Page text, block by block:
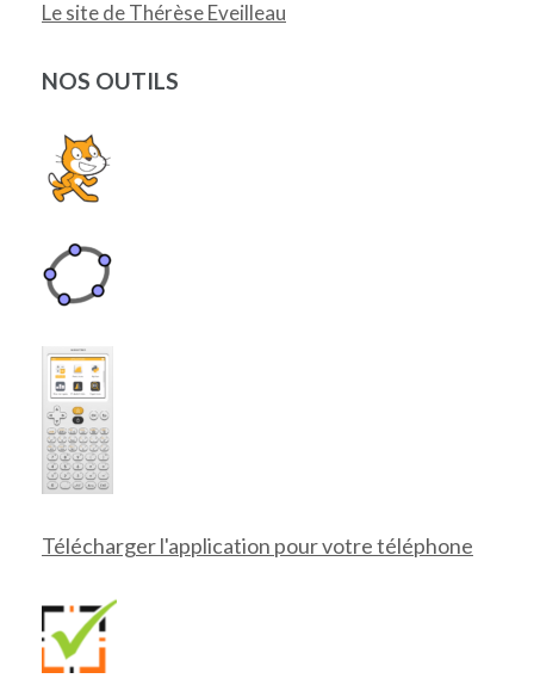
Le site de Thérèse Eveilleau
NOS OUTILS
Télécharger l'application pour votre téléphone